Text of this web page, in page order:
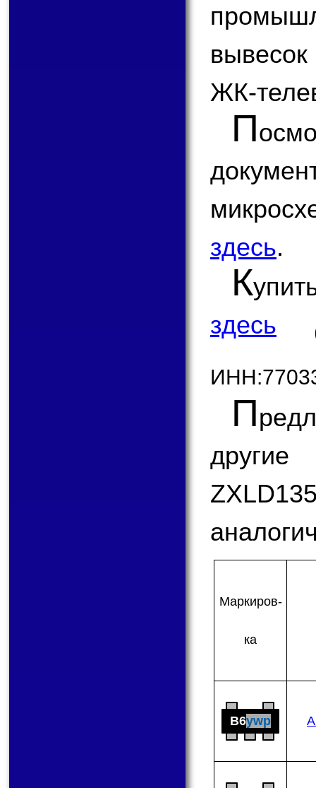
ЖК-
П
здесь.
К
здесь
П
Мар­ки­ров­
ка
B6ywp